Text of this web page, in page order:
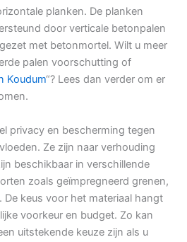
planken. De planken
door verticale betonpalen
met betonmortel. Wilt u meer
palen voorschutting of
Koudum“? Lees dan verder om er
privacy en bescherming tegen
Ze zijn naar verhouding
beschikbaar in verschillende
zoals geïmpregneerd grenen,
keus voor het materiaal hangt
voorkeur en budget. Zo kan
uitstekende keuze zijn als u